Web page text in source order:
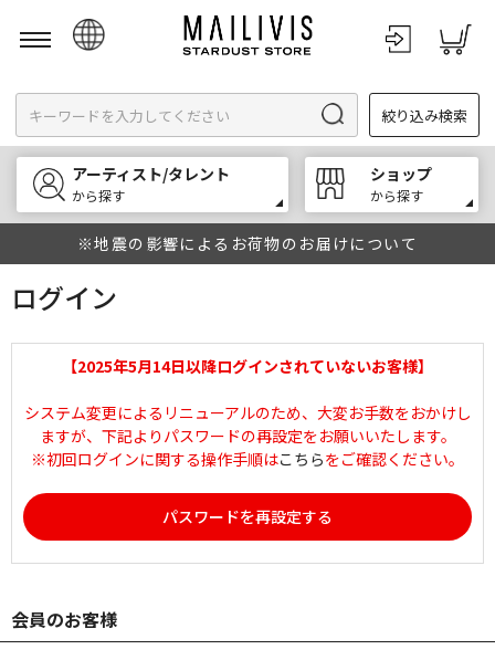
English
한국어
中文
絞り込み検索
アーティスト/タレント
から探す
ショップ
から探す
※地震の影響によるお荷物のお届けについて
ログイン
【2025年5月14日以降ログインされていないお客様】
システム変更によるリニューアルのため、大変お手数をおかけし
ますが、下記よりパスワードの再設定をお願いいたします。
※初回ログインに関する操作手順はこちらをご確認ください。
パスワードを再設定する
会員のお客様